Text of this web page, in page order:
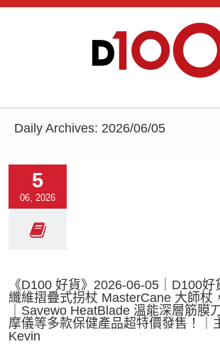
Daily Archives: 2026/06/05
5
06, 2026
《D100 好貨》2026-06-05｜D100
纖維摺疊式拐杖 MasterCane 大師杖
｜Savewo HeatBlade 溫能深層筋膜
摩儀等多款保健產品超特價發售！｜
Kevin